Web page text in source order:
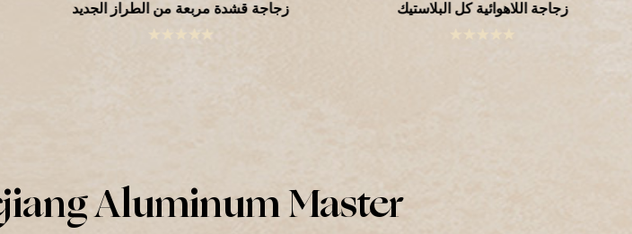
زجاجة قشدة مربعة من الطراز الجديد زجاجة اللاهوائية كل البلاستيك
Aluminum Master